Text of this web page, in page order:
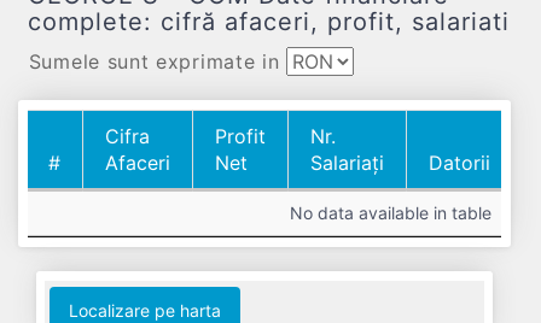
complete: cifră afaceri, profit, salariati
Sumele sunt exprimate in
#
Cifra
Afaceri
Profit
Net
Nr.
Salariați
Datorii
Afaceri
Net
Nr.
Salariați
Datorii
No data available in table
Localizare pe harta